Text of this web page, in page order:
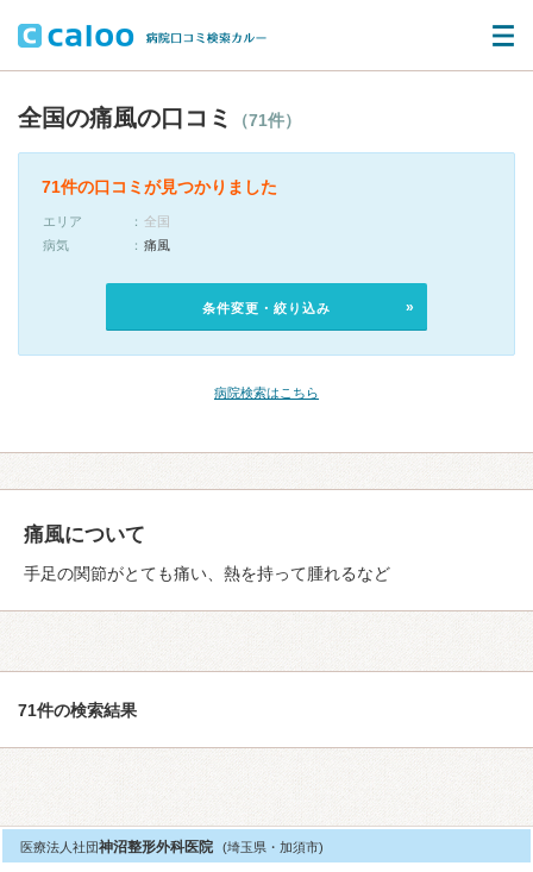
全国の痛風の口コミ （71件）
71件の口コミが見つかりました
エリア
全国
病気
痛風
条件変更・絞り込み
病院検索はこちら
痛風について
手足の関節がとても痛い、熱を持って腫れるなど
71件の検索結果
医療法人社団神沼整形外科医院 (埼玉県・加須市)